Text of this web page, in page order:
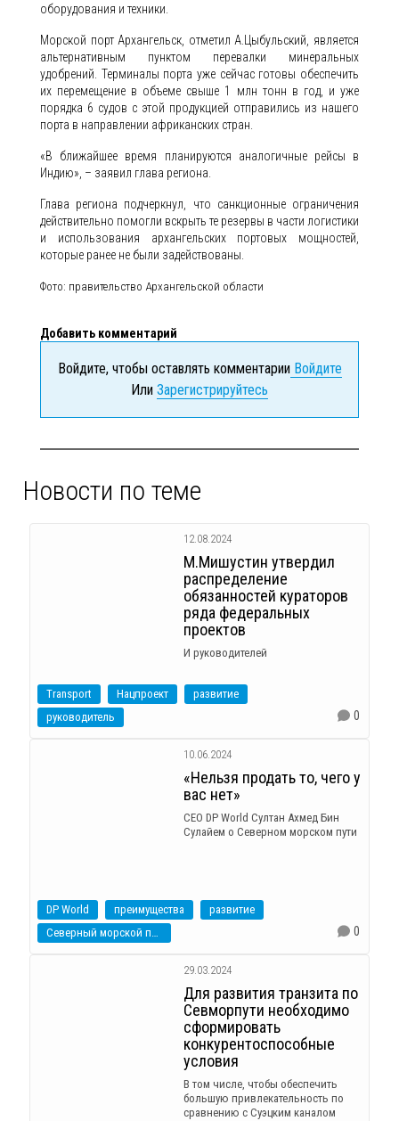
оборудования и техники.
Морской порт Архангельск, отметил А.Цыбульский, является
альтернативным пунктом перевалки минеральных
удобрений. Терминалы порта уже сейчас готовы обеспечить
их перемещение в объеме свыше 1 млн тонн в год, и уже
порядка 6 судов с этой продукцией отправились из нашего
порта в направлении африканских стран.
«В ближайшее время планируются аналогичные рейсы в
Индию», – заявил глава региона.
Глава региона подчеркнул, что санкционные ограничения
действительно помогли вскрыть те резервы в части логистики
и использования архангельских портовых мощностей,
которые ранее не были задействованы.
Фото: правительство Архангельской области
Добавить комментарий
Войдите, чтобы оставлять комментарииВойдите
Или Зарегистрируйтесь
Новости по теме
12.08.2024
М.Мишустин утвердил
распределение
обязанностей кураторов
ряда федеральных
проектов
И руководителей
Transport Нацпроект
развитие
руководитель
0
10.06.2024
«Нельзя продать то, чего у
вас нет»
CEO DP World Султан Ахмед Бин
Сулайем о Северном морском пути
DP World преимущества
развитие
0
29.03.2024
Для развития транзита по
Севморпути необходимо
сформировать
конкурентоспособные
условия
В том числе, чтобы обеспечить
большую привлекательность по
сравнению с Суэцким каналом